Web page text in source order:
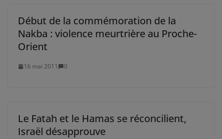
Début de la commémoration de la
Nakba : violence meurtrière au Proche-
Orient
16 mai 2011 0
Le Fatah et le Hamas se réconcilient,
Israël désapprouve